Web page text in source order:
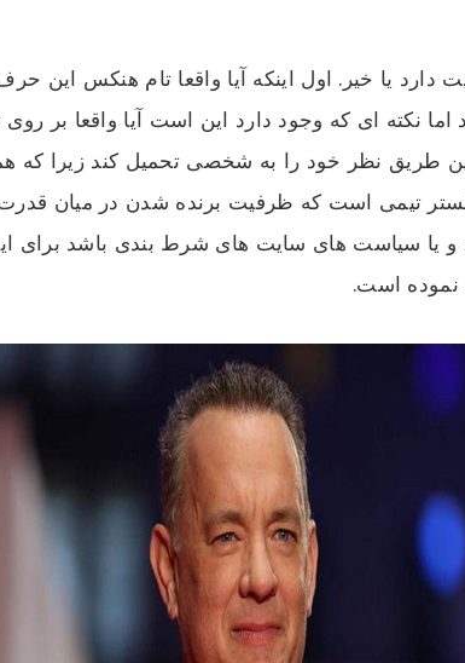
یا خیر. اول اینکه آیا واقعا تام هنکس این
ای که وجود دارد این است آیا واقعا بر
نظر خود را به شخصی تحمیل کند زیرا که
تیمی است که ظرفیت برنده شدن در میان
یا سیاست های سایت های شرط بندی باشد برای
نموده است.